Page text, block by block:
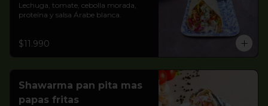
Lechuga, tomate, cebolla morada,
proteína y salsa Árabe blanca.
$11.990
Shawarma pan pita mas
papas fritas